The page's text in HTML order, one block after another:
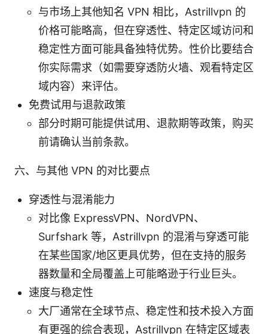
与市场上其他知名 VPN 相比，Astrillvpn 的
价格可能略高，但在穿透性、特定区域访问和
稳定性方面可能具备独特优势。性价比要结合
你实际需求（如需要穿透防火墙、观看特定区
域内容）来评估。
免费试用与退款政策
部分时期可能提供试用、退款期等政策，购买
前请确认当前条款。
六、与其他 VPN 的对比要点
穿透性与混淆能力
对比像 ExpressVPN、NordVPN、
Surfshark 等，Astrillvpn 的混淆与穿透可能
在某些国家/地区更具优势，但在支持的服务
器数量和全局覆盖上可能略逊于行业巨头。
速度与稳定性
大厂通常在全球节点、稳定性和技术投入方面
有更强的综合表现，Astrillvpn 在特定区域表